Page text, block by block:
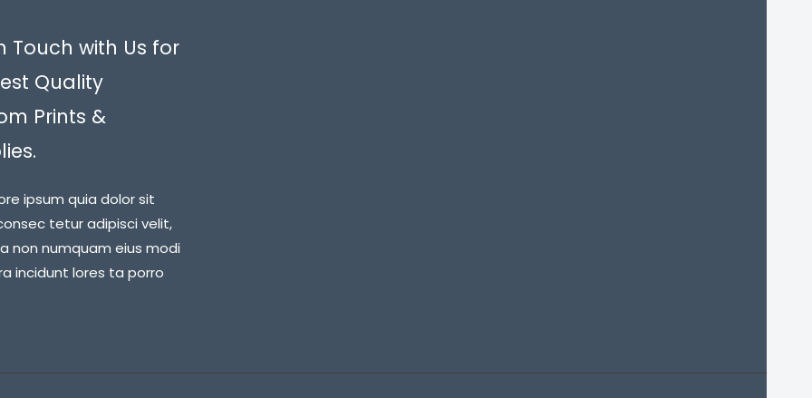
Touch with Us for
Quality
Prints &
ipsum quia dolor sit
tetur adipisci velit,
non numquam eius modi
incidunt lores ta porro